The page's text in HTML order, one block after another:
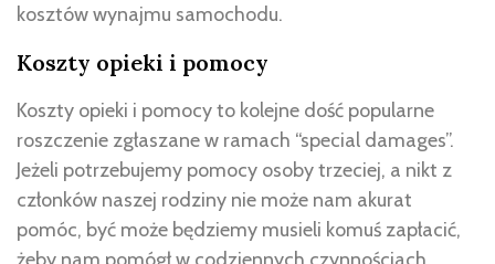
kosztów wynajmu samochodu.
Koszty opieki i pomocy
Koszty opieki i pomocy to kolejne dość popularne
roszczenie zgłaszane w ramach “special damages”.
Jeżeli potrzebujemy pomocy osoby trzeciej, a nikt z
członków naszej rodziny nie może nam akurat
pomóc, być może będziemy musieli komuś zapłacić,